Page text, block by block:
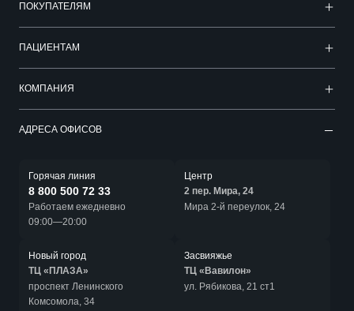
ПОКУПАТЕЛЯМ
ПАЦИЕНТАМ
КОМПАНИЯ
АДРЕСА ОФИСОВ
Горячая линия
8 800 500 72 33
Работаем ежедневно
09:00—20:00
Центр
2 пер. Мира, 24
Мира 2-й переулок, 24
Новый город
ТЦ «ПЛАЗА»
проспект Ленинского
Комсомола, 34
Засвияжье
ТЦ «Вавилон»
ул. Рябикова, 21 ст1